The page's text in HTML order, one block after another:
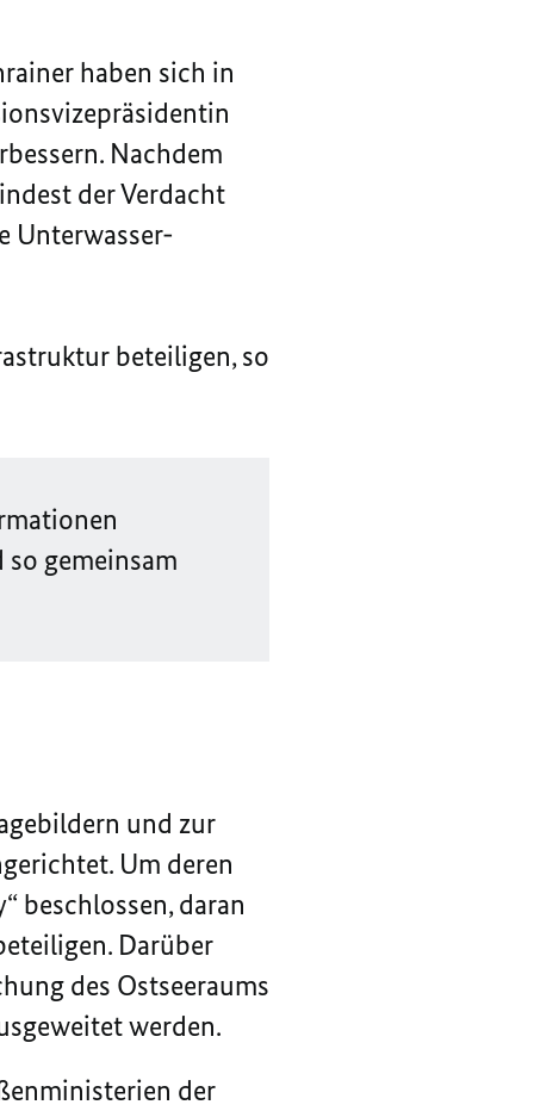
haben sich in
Nachdem
der Verdacht
Unterwasser-
beteiligen, so
gemeinsam
und zur
Um deren
“ beschlossen, daran
Darüber
des Ostseeraums
werden.
der